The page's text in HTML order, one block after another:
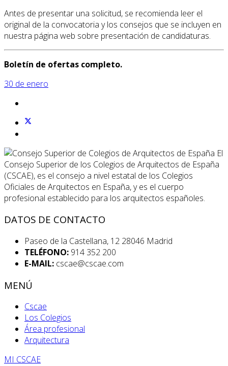
Antes de presentar una solicitud, se recomienda leer el
original de la convocatoria y los consejos que se incluyen en
nuestra página web sobre presentación de candidaturas.
Boletín de ofertas completo.
30 de enero
El
Consejo Superior de los Colegios de Arquitectos de España
(CSCAE), es el consejo a nivel estatal de los Colegios
Oficiales de Arquitectos en España, y es el cuerpo
profesional establecido para los arquitectos españoles.
DATOS DE CONTACTO
Paseo de la Castellana, 12 28046 Madrid
TELÉFONO: 914 352 200
E-MAIL: cscae@cscae.com
MENÚ
Cscae
Los Colegios
Área profesional
Arquitectura
MI CSCAE